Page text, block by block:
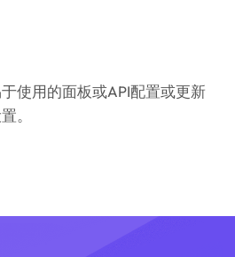
使用的面板或API配置或更新
。